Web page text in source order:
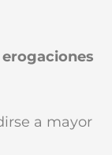
erogaciones
a mayor